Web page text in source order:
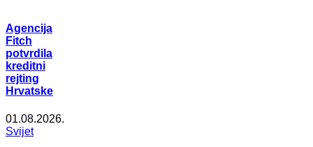
Agencija
Fitch
potvrdila
kreditni
rejting
Hrvatske
01.08.2026.
Svijet